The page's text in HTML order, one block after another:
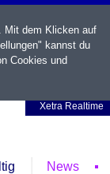
Xetra Realtime
News
Mit dem Klicken auf
kannst du
Cookies und